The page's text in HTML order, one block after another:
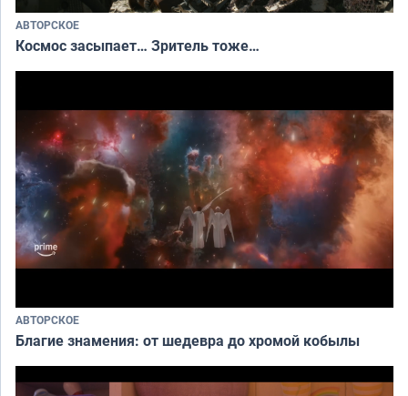
АВТОРСКОЕ
Космос засыпает… Зритель тоже…
АВТОРСКОЕ
Благие знамения: от шедевра до хромой кобылы